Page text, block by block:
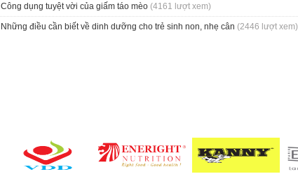
Công dụng tuyệt vời của giấm táo mèo (4161 lượt xem)
Những điều cần biết về dinh dưỡng cho trẻ sinh non, nhẹ cân (2446 lượt xem)